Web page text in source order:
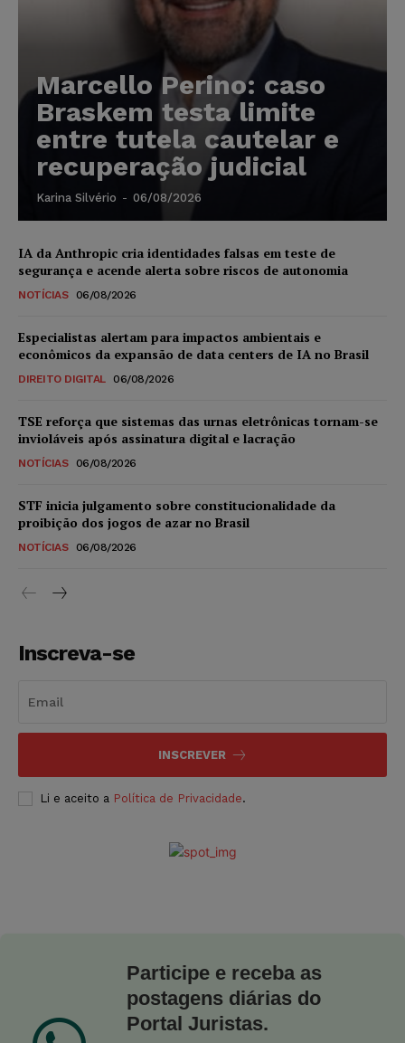
Marcello Perino: caso
Braskem testa limite
entre tutela cautelar e
recuperação judicial
Karina Silvério - 06/08/2026
IA da Anthropic cria identidades falsas em teste de
segurança e acende alerta sobre riscos de autonomia
NOTÍCIAS 06/08/2026
Especialistas alertam para impactos ambientais e
econômicos da expansão de data centers de IA no Brasil
DIREITO DIGITAL 06/08/2026
TSE reforça que sistemas das urnas eletrônicas tornam-se
invioláveis após assinatura digital e lacração
NOTÍCIAS 06/08/2026
STF inicia julgamento sobre constitucionalidade da
proibição dos jogos de azar no Brasil
NOTÍCIAS 06/08/2026
Inscreva-se
INSCREVER
Li e aceito a Política de Privacidade.
Participe e receba as
postagens diárias do
Portal Juristas.